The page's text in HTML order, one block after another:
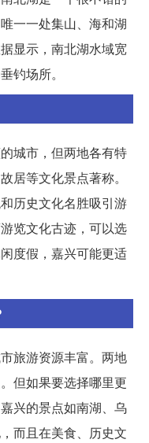
一一处集山、海和湖
显示，南北湖水域宽
钓场所。
城市，但两地各有特
居等文化景点著称。
历史文化名胜吸引游
览文化古迹，可以选
度假，嘉兴可能更适
旅游资源丰富。两地
但如果要选择哪里更
兴的景点如南湖、乌
而且在美食、历史文